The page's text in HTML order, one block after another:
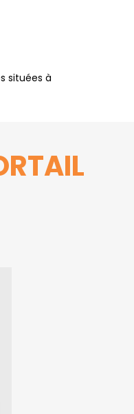
situées à